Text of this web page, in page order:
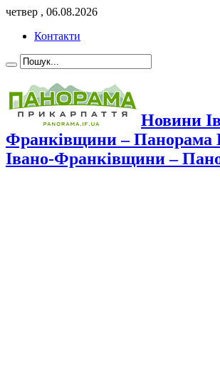
четвер , 06.08.2026
Контакти
Новини
Франківщини – Панорама
Івано-Франківщини –